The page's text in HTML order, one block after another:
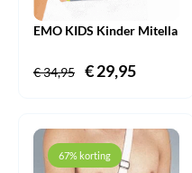
EMO KIDS Kinder Mitella
€34,95
Oorspronkelijke
€ 34,95.
€29,95
€ 29,95.
67% korting